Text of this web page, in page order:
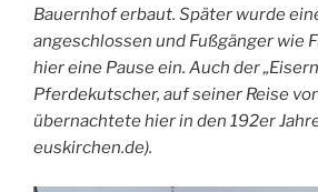
Bauernhof erbaut. Später wurde
angeschlossen und Fußgänger wie
hier eine Pause ein. Auch der
Pferdekutscher, auf seiner Reise
übernachtete hier in den 192er
euskirchen.de).